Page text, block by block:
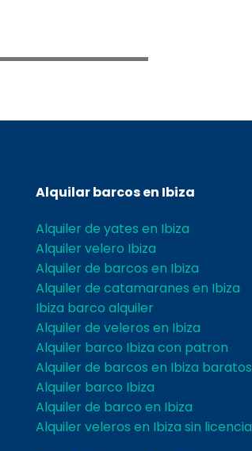
Alquilar barcos en Ibiza
Alquiler de yates en Ibiza
Alquiler velero Ibiza
Alquiler de barcos en Ibiza
Alquiler de catamaranes en Ibiza
Ibiza barco alquiler
Alquiler de veleros en Ibiza
Alquiler barco Ibiza con patron
Alquiler de barcos en Ibiza baratos
Alquiler barco Ibiza
Alquiler de barco en Ibiza
Alquiler veleros en Ibiza sin licencia